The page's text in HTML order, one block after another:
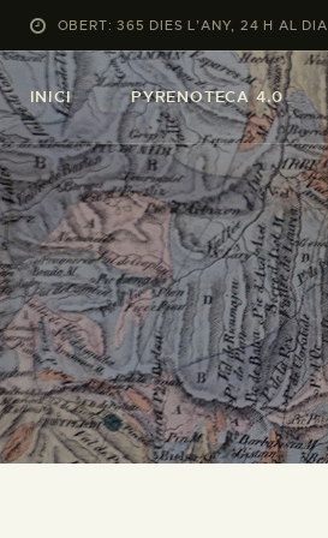
OBERT: 365 DIES L’ANY, 24 H AL DIA
INICI PYRENOTECA 4.0